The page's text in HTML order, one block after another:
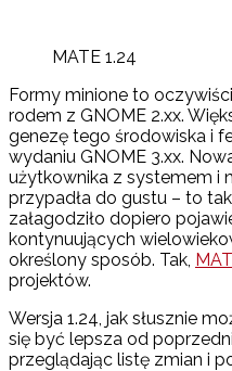
MATE 1.24
Formy minione to
rodem z GNOME 2.xx.
genezę tego środowiska i
wydaniu GNOME 3.xx.
użytkownika z systemem i
przypadła do gustu – to
załagodziło dopiero
kontynuujących
określony sposób. Tak,
projektów.
Wersja 1.24, jak słusznie
się być lepsza od
przeglądając listę zmian i